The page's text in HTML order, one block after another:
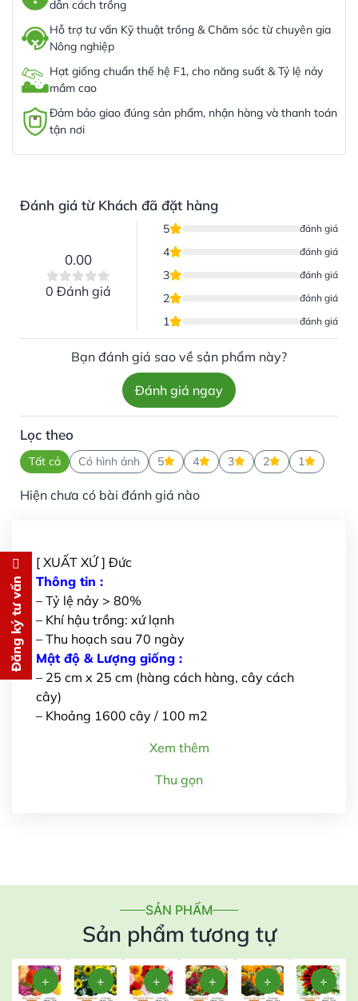
dẫn cách trồng
Hỗ trợ tư vấn Kỹ thuật trồng & Chăm sóc từ chuyên gia
Nông nghiệp
Hạt giống chuẩn thế hệ F1, cho năng suất & Tỷ lệ nảy
mầm cao
Đảm bảo giao đúng sản phẩm, nhận hàng và thanh toán
tận nơi
Đánh giá từ Khách đã đặt hàng
0.00
0 Đánh giá
5 đánh giá
4 đánh giá
3 đánh giá
2 đánh giá
1 đánh giá
Bạn đánh giá sao về sản phẩm này?
Đánh giá ngay
Lọc theo
Tất cả Có hình ảnh 5 4 3 2 1
Hiện chưa có bài đánh giá nào
[ XUẤT XỨ ] Đức
Thông tin :
– Tỷ lệ nảy > 80%
– Khí hậu trồng: xứ lạnh
– Thu hoạch sau 70 ngày
Mật độ & Lượng giống :
– 25 cm x 25 cm (hàng cách hàng, cây cách
cây)
– Khoảng 1600 cây / 100 m2
Xem thêm
Thu gọn
SẢN PHẨM
Sản phẩm tương tự
Đăng ký tư vấn Đăng ký tư vấn
Chúng tôi sẽ gọi lại tư vấn
PHÍ
cho bạn ngay lập tức
Gửi thông tin